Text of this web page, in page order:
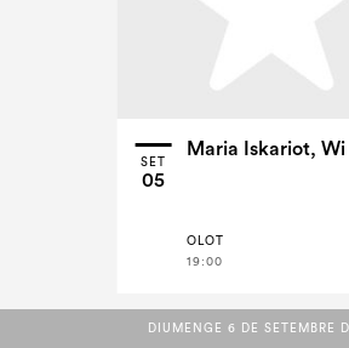
SET
05
Maria Iskariot, Wi
OLOT
19:00
DIUMENGE 6 DE SETEMBRE
DIUMENGE 6 DE SETEMBRE